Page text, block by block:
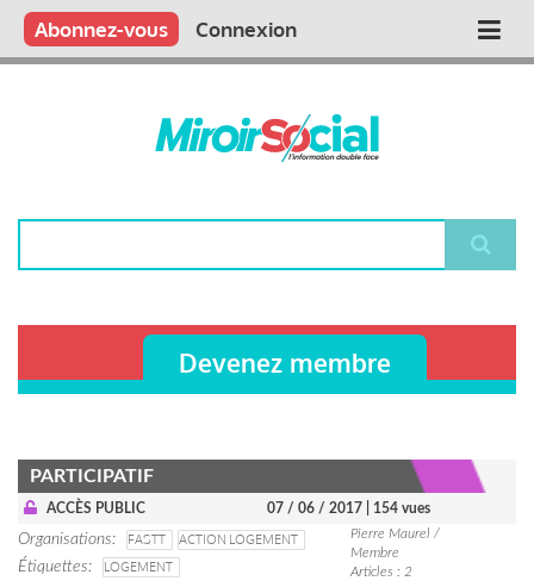
Aller
contenu
Main
Qui sommes nous ?
Vous publiez
Nous publions
Contactez-nous
Abonnez-vous Connexion
Devenez membre
PARTICIPATIF
ACCÈS PUBLIC 07 / 06 / 2017 | 154 vues
Organisations FASTT
ACTION LOGEMENT
Étiquettes
LOGEMENT
Pierre Maurel /
Membre
Articles : 2